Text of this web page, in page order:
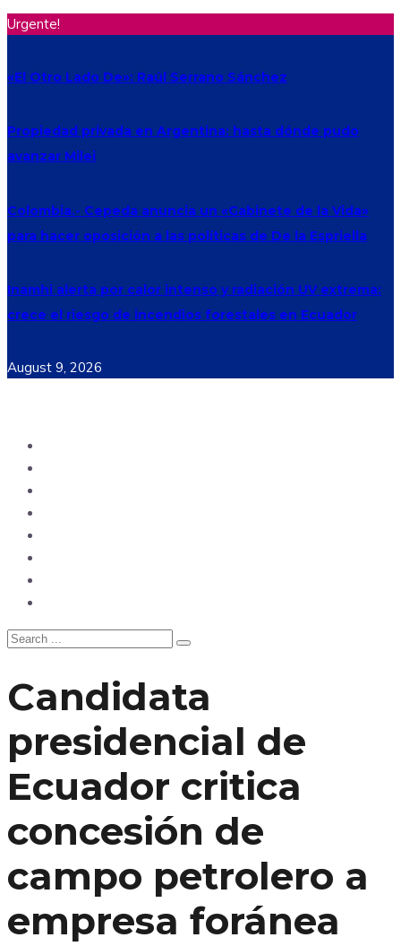
Urgente!
«El Otro Lado De»: Raúl Serrano Sánchez
Propiedad privada en Argentina: hasta dónde pudo
avanzar Milei
Colombia.- Cepeda anuncia un «Gabinete de la Vida»
para hacer oposición a las políticas de De la Espriella
Inamhi alerta por calor intenso y radiación UV extrema:
crece el riesgo de incendios forestales en Ecuador
August 9, 2026
Candidata
presidencial de
Ecuador critica
concesión de
campo petrolero a
empresa foránea